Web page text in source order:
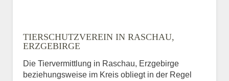
TIERSCHUTZVEREIN IN RASCHAU,
ERZGEBIRGE
Die Tiervermittlung in Raschau, Erzgebirge
beziehungsweise im Kreis obliegt in der Regel